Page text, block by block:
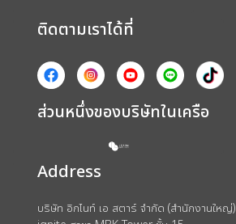
ติดตามเราได้ที่
ส่วนหนึ่งของบริษัทในเครือ
Address
บริษัท อิกไนท์ เอ สตาร์ จำกัด (สำนักงานใหญ่)